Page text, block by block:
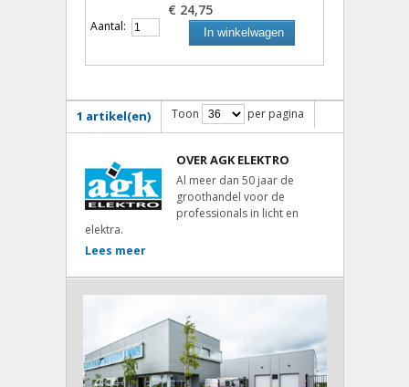
€ 24,75
Aantal: In winkelwagen
1 artikel(en) Toon per pagina
OVER AGK ELEKTRO
Al meer dan 50 jaar de
groothandel voor de
professionals in licht en
elektra.
Lees meer